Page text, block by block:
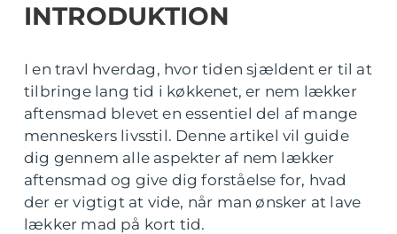
INTRODUKTION
I en travl hverdag, hvor tiden sjældent er til at
tilbringe lang tid i køkkenet, er nem lækker
aftensmad blevet en essentiel del af mange
menneskers livsstil. Denne artikel vil guide
dig gennem alle aspekter af nem lækker
aftensmad og give dig forståelse for, hvad
der er vigtigt at vide, når man ønsker at lave
lækker mad på kort tid.